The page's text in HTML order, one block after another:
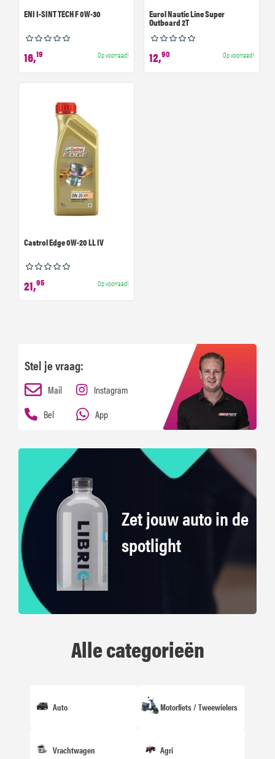
ENI I-SINT TECH F 0W-30
16,19 Op voorraad!
Eurol Nautic Line Super
Outboard 2T
12,90 Op voorraad!
Castrol Edge 0W-20 LL IV
21,95 Op voorraad!
Zet jouw auto in de
spotlight
Stel je vraag:
Mail
Instagram
Bel
App
Alle categorieën
Auto Motorfiets / Tweewielers
Vrachtwagen Agri